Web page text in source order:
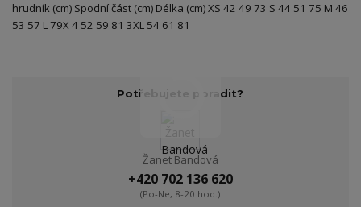
hrudník (cm) Spodní část (cm) Délka (cm) XS 42 49 73 S 44 51 75 M 46
53 57 L 79X 4 52 59 81 3XL 54 61 81
Potřebujete poradit?
Žanet Bandová
+420 702 136 620
(Po-Ne, 8-20 hod.)